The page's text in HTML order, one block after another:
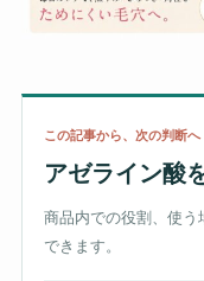
この記事から、次の判断へ
アゼライン酸
商品内での役割、使
できます。